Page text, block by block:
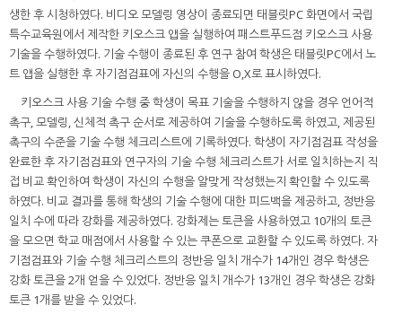
생한 후 시청하였다. 비디오 모델링 영상이 종료되면 태블릿PC 화면에서 국립
특수교육원에서 제작한 키오스크 앱을 실행하여 패스트푸드점 키오스크 사용
기술을 수행하였다. 기술 수행이 종료된 후 연구 참여 학생은 태블릿PC에서 노
트 앱을 실행한 후 자기점검표에 자신의 수행을 O,X로 표시하였다.
키오스크 사용 기술 수행 중 학생이 목표 기술을 수행하지 않을 경우 언어적
촉구, 모델링, 신체적 촉구 순서로 제공하여 기술을 수행하도록 하였고, 제공된
촉구의 수준을 기술 수행 체크리스트에 기록하였다. 학생이 자기점검표 작성을
완료한 후 자기점검표와 연구자의 기술 수행 체크리스트가 서로 일치하는지 직
접 비교 확인하여 학생이 자신의 수행을 알맞게 작성했는지 확인할 수 있도록
하였다. 비교 결과를 통해 학생의 기술 수행에 대한 피드백을 제공하고, 정반응
일치 수에 따라 강화를 제공하였다. 강화제는 토큰을 사용하였고 10개의 토큰
을 모으면 학교 매점에서 사용할 수 있는 쿠폰으로 교환할 수 있도록 하였다. 자
기점검표와 기술 수행 체크리스트의 정반응 일치 개수가 14개인 경우 학생은
강화 토큰을 2개 얻을 수 있었다. 정반응 일치 개수가 13개인 경우 학생은 강화
토큰 1개를 받을 수 있었다.